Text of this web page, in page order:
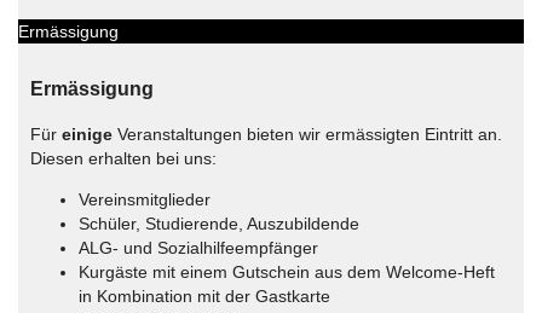
Ermässigung
Ermässigung
Für einige Veranstaltungen bieten wir ermässigten Eintritt an.
Diesen erhalten bei uns:
Vereinsmitglieder
Schüler, Studierende, Auszubildende
ALG- und Sozialhilfeempfänger
Kurgäste mit einem Gutschein aus dem Welcome-Heft
in Kombination mit der Gastkarte